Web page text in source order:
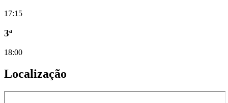
17:15
3ª
18:00
Localização